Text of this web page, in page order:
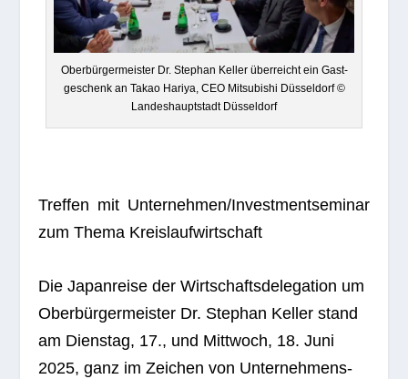
Ober­bür­ger­meis­ter Dr. Ste­phan Kel­ler über­reicht ein Gast­
ge­schenk an Takao Hariya, CEO Mitsu­bi­shi Düs­sel­dorf ©
Lan­des­haupt­stadt Düsseldorf
Tref­fen mit Unternehmen/Investmentseminar
zum Thema Kreislaufwirtschaft
Die Japan­reise der Wirt­schafts­de­le­ga­tion um
Ober­bür­ger­meis­ter Dr. Ste­phan Kel­ler stand
am Diens­tag, 17., und Mitt­woch, 18. Juni
2025, ganz im Zei­chen von Unter­neh­mens­